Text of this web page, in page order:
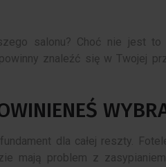
salonu? Choć nie jest
znaleźć się w Twojej
dla całej reszty.
mają problem z